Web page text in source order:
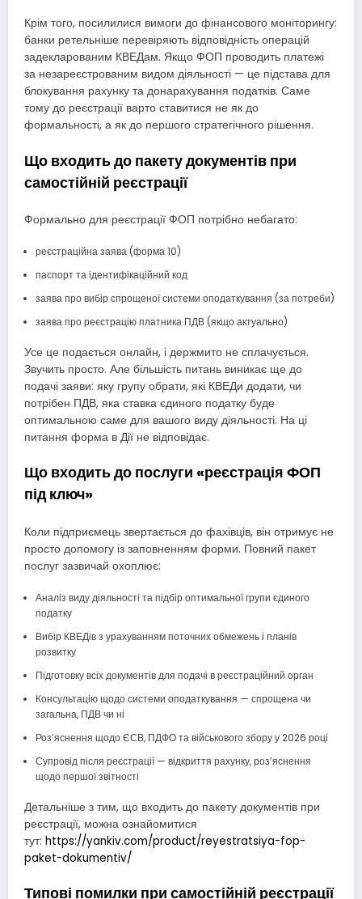
Крім того, посилилися вимоги до фінансового моніторингу:
банки ретельніше перевіряють відповідність операцій
задекларованим КВЕДам. Якщо ФОП проводить платежі
за незареєстрованим видом діяльності — це підстава для
блокування рахунку та донарахування податків. Саме
тому до реєстрації варто ставитися не як до
формальності, а як до першого стратегічного рішення.
Що входить до пакету документів при
самостійній реєстрації
Формально для реєстрації ФОП потрібно небагато:
реєстраційна заява (форма 10)
паспорт та ідентифікаційний код
заява про вибір спрощеної системи оподаткування (за потреби)
заява про реєстрацію платника ПДВ (якщо актуально)
Усе це подається онлайн, і держмито не сплачується.
Звучить просто. Але більшість питань виникає ще до
подачі заяви: яку групу обрати, які КВЕДи додати, чи
потрібен ПДВ, яка ставка єдиного податку буде
оптимальною саме для вашого виду діяльності. На ці
питання форма в Дії не відповідає.
Що входить до послуги «реєстрація ФОП
під ключ»
Коли підприємець звертається до фахівців, він отримує не
просто допомогу із заповненням форми. Повний пакет
послуг зазвичай охоплює:
Аналіз виду діяльності та підбір оптимальної групи єдиного
податку
Вибір КВЕДів з урахуванням поточних обмежень і планів
розвитку
Підготовку всіх документів для подачі в реєстраційний орган
Консультацію щодо системи оподаткування — спрощена чи
загальна, ПДВ чи ні
Роз’яснення щодо ЄСВ, ПДФО та військового збору у 2026 році
Супровід після реєстрації — відкриття рахунку, роз’яснення
щодо першої звітності
Детальніше з тим, що входить до пакету документів при
реєстрації, можна ознайомитися
тут: https://yankiv.com/product/reyestratsiya-fop-
paket-dokumentiv/
Типові помилки при самостійній реєстрації